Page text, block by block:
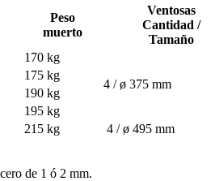
Peso
muerto
Ventosas
Cantidad /
Tamaño
170 kg
4 / ø 375 mm
175 kg
190 kg
195 kg
215 kg 4 / ø 495 mm
de 1 ó 2 mm.